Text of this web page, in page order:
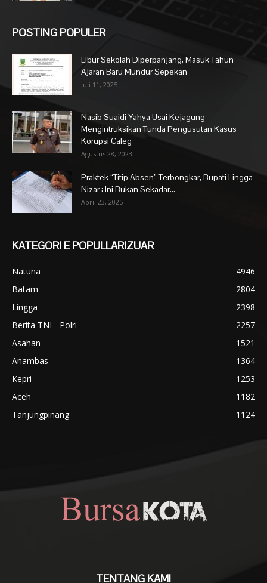
POSTING POPULER
Libur Sekolah Diperpanjang, Masuk Tahun
Ajaran Baru Mundur Sepekan
Juli 11, 2025
Nasib Suaidi Yahya Usai Kejagung
Mengintruksikan Tunda Pengusutan Kasus
Korupsi Caleg
Agustus 28, 2023
Praktek “Titip Absen” Terbongkar, Bupati Lingga
Nizar : Ini Bukan Sekadar...
April 23, 2025
KATEGORI E POPULLARIZUAR
Natuna
4946
Batam
2804
Lingga
2398
Berita TNI - Polri
2257
Asahan
1521
Anambas
1364
Kepri
1253
Aceh
1182
Tanjungpinang
1124
TENTANG KAMI